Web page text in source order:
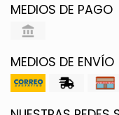
MEDIOS DE PAGO
MEDIOS DE ENVÍO